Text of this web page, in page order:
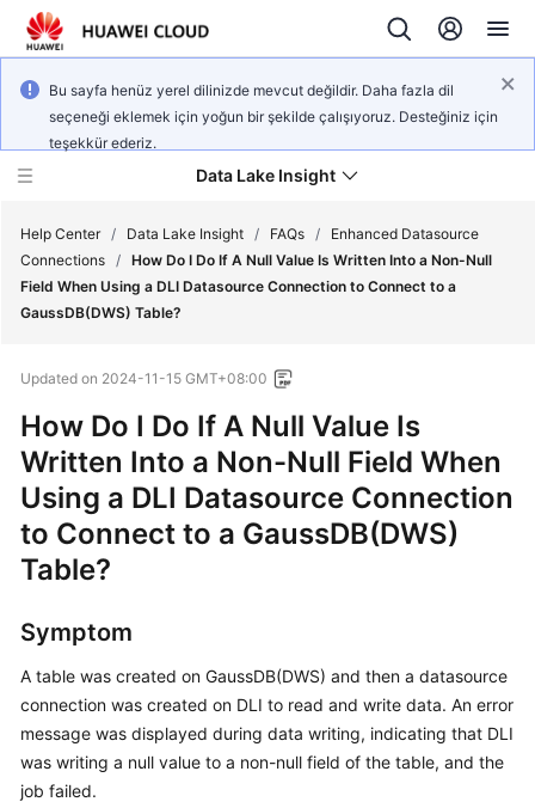
Bu sayfa henüz yerel dilinizde mevcut değildir. Daha fazla dil
seçeneği eklemek için yoğun bir şekilde çalışıyoruz. Desteğiniz için
teşekkür ederiz.
Data Lake Insight
What's
Product
Bulletin
Service
Overview
Started
User
Guide
Best
Practices
Help Center / Data Lake Insight / FAQs /
Enhanced Datasource
Connections / How Do I Do If A Null Value Is Written Into a Non-Null
Field When Using a DLI Datasource Connection to Connect to a
GaussDB(DWS) Table?
Updated on 2024-11-15 GMT+08:00
How Do I Do If A Null Value Is
Written Into a Non-Null Field When
Using a DLI Datasource Connection
to Connect to a GaussDB(DWS)
Table?
Symptom
A table was created on GaussDB(DWS) and then a datasource
connection was created on DLI to read and write data. An error
message was displayed during data writing, indicating that DLI
was writing a null value to a non-null field of the table, and the
job failed.